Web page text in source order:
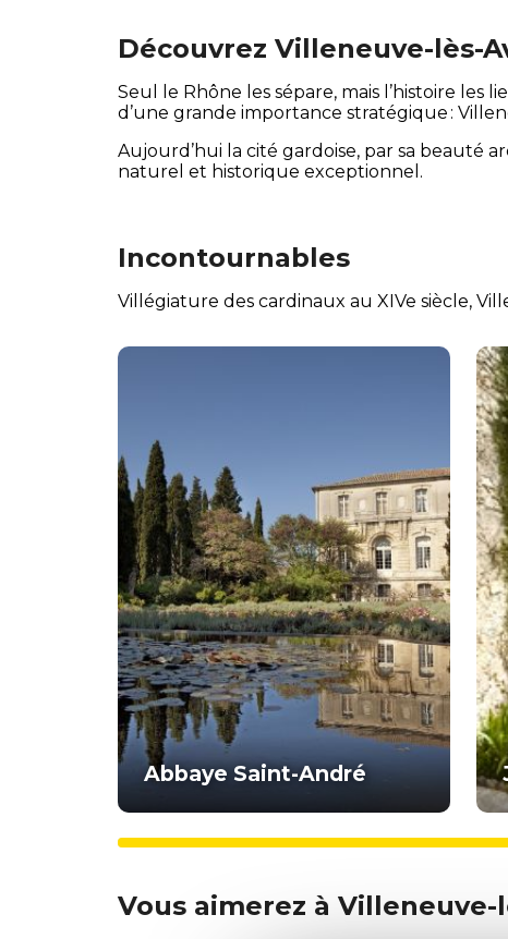
Découvrez Villeneuve-lès-
Seul le Rhône les sépare, mais l’histoire les
d’une grande importance stratégique :
Aujourd’hui la cité gardoise, par sa beauté
naturel et historique exceptionnel.
Incontournables
Villégiature des cardinaux au XIVe siècle,
Abbaye Saint-André
Vous aimerez à Villeneuve-